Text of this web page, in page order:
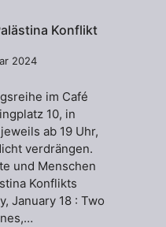
Konflikt
2024
im Café
10, in
ab 19 Uhr,
verdrängen.
und Menschen
Konflikts
January 18 : Two